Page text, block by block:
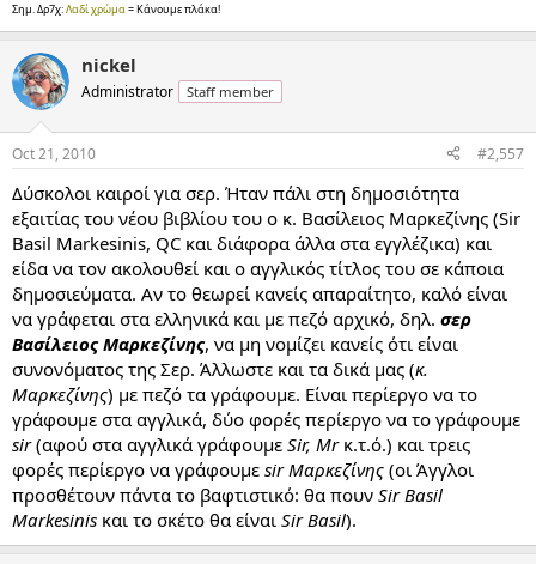
Σημ. Δρ7χ:Λαδί χρώμα= Κάνουμε πλάκα!
nickel
Administrator Staff member
Oct 21, 2010 #2,557
Δύσκολοι καιροί για σερ. Ήταν πάλι στη δημοσιότητα
εξαιτίας του νέου βιβλίου του ο κ. Βασίλειος Μαρκεζίνης (Sir
Basil Markesinis, QC και διάφορα άλλα στα εγγλέζικα) και
είδα να τον ακολουθεί και ο αγγλικός τίτλος του σε κάποια
δημοσιεύματα. Αν το θεωρεί κανείς απαραίτητο, καλό είναι
να γράφεται στα ελληνικά και με πεζό αρχικό, δηλ. σερ
Βασίλειος Μαρκεζίνης, να μη νομίζει κανείς ότι είναι
συνονόματος της Σερ. Άλλωστε και τα δικά μας (κ.
Μαρκεζίνης) με πεζό τα γράφουμε. Είναι περίεργο να το
γράφουμε στα αγγλικά, δύο φορές περίεργο να το γράφουμε
sir(αφού στα αγγλικά γράφουμε Sir, Mrκ.τ.ό.) και τρεις
φορές περίεργο να γράφουμε sir Μαρκεζίνης (οι Άγγλοι
προσθέτουν πάντα το βαφτιστικό: θα πουν Sir Basil
Markesinis και το σκέτο θα είναι Sir Basil).